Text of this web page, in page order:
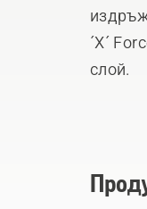
´X´
слой.